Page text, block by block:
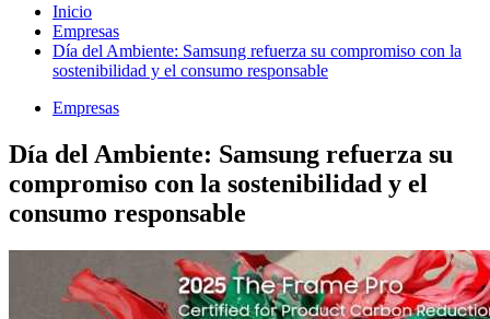
Saltar
contenido
Inicio
Empresas
Día del Ambiente: Samsung refuerza su compromiso con la
sostenibilidad y el consumo responsable
Empresas
Día del Ambiente: Samsung refuerza su
compromiso con la sostenibilidad y el
consumo responsable